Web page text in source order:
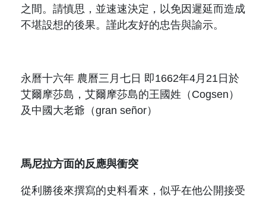
之間。請慎思，並速速決定，以免因遲延而造成
不堪設想的後果。謹此友好的忠告與諭示。
永曆十六年 農曆三月七日 即1662年4月 21 日於
艾爾摩莎島，艾爾摩莎島的王國姓（ Cogsen ）
及中國大老爺（gran señor）
馬尼拉方面的反應與衝突
從利勝後來撰寫的史料看來，似乎在他公開接受